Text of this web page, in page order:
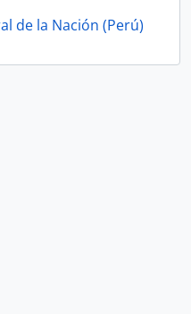
de la Nación (Perú)